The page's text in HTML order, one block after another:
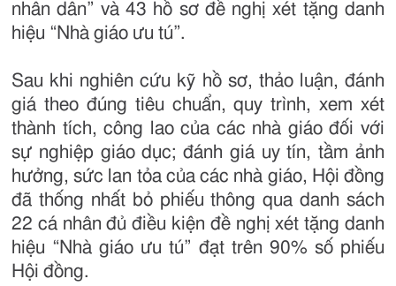
nhân dân” và 43 hồ sơ đề nghị xét tặng danh
hiệu “Nhà giáo ưu tú”.
Sau khi nghiên cứu kỹ hồ sơ, thảo luận, đánh
giá theo đúng tiêu chuẩn, quy trình, xem xét
thành tích, công lao của các nhà giáo đối với
sự nghiệp giáo dục; đánh giá uy tín, tầm ảnh
hưởng, sức lan tỏa của các nhà giáo, Hội đồng
đã thống nhất bỏ phiếu thông qua danh sách
22 cá nhân đủ điều kiện đề nghị xét tặng danh
hiệu “Nhà giáo ưu tú” đạt trên 90% số phiếu
Hội đồng.